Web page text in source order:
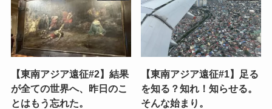
【東南アジア遠征#2】結果
が全ての世界へ、昨日のこ
とはもう忘れた。
【東南アジア遠征#1】足る
を知る？知れ！知らせる。
そんな始まり。